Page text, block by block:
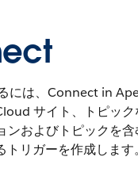
には、Connect in
サイト、トピッ
およびトピックを
リガーを作成します。